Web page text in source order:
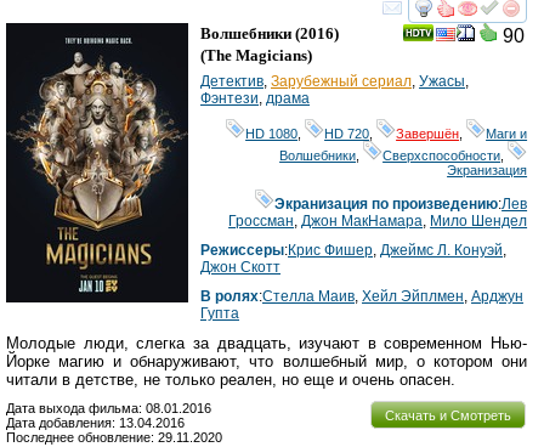
смотреть
90
Волшебники (2016)
(The Magicians)
Детектив Зарубежный сериал Ужасы
Фэнтези драма
HD 1080 HD 720 Завершён
Маги и
Волшебники
Сверхспособности
Экранизация
Экранизация по произведению:Лев
Гроссман Джон МакНамара Мило Шендел
Режиссеры:Крис Фишер Джеймс Л. Конуэй
Джон Скотт
В ролях:Стелла Маив Хейл Эйплмен Арджун
Гупта
Молодые люди, слегка за двадцать, изучают в современном Нью-
Йорке магию и обнаруживают, что волшебный мир, о котором они
читали в детстве, не только реален, но еще и очень опасен.
Скачать и Смотреть
Дата выхода фильма: 08.01.2016
Дата добавления: 13.04.2016
Последнее обновление: 29.11.2020